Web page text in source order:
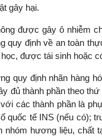
gây hại.
được gây ô nhiễm
quy định về an toàn
được tái sinh hoặc
quy định nhãn hàng
đủ thành phần theo
các thành phần là
quốc tế INS (nếu có);
nhóm hương liệu, chất